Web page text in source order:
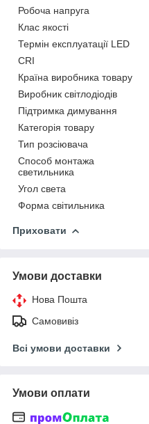
Робоча напруга
Клас якості
Термін експлуатації LED
CRI
Країна виробника товару
Виробник світлодіодів
Підтримка димування
Категорія товару
Тип розсіювача
Способ монтажа
светильника
Угол света
Форма світильника
Приховати
Умови доставки
Нова Пошта
Самовивіз
Всі умови доставки
Умови оплати